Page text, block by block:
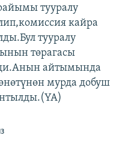
тууралу
кайра
тууралу
төрагасы
айтымында
мурда добуш